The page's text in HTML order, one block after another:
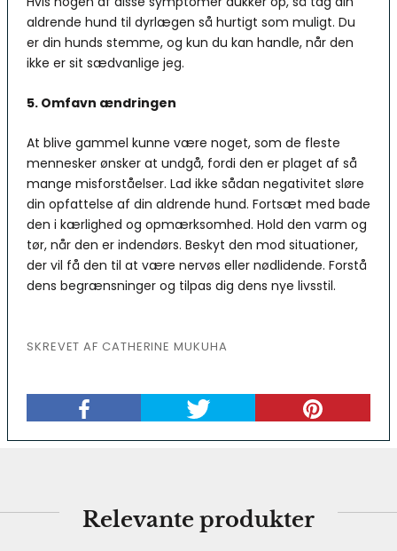
aldrende hund til dyrlægen så hurtigt som muligt. Du
er din hunds stemme, og kun du kan handle, når den
ikke er sit sædvanlige jeg.
5. Omfavn ændringen
At blive gammel kunne være noget, som de fleste
mennesker ønsker at undgå, fordi den er plaget af så
mange misforståelser. Lad ikke sådan negativitet sløre
din opfattelse af din aldrende hund. Fortsæt med bade
den i kærlighed og opmærksomhed. Hold den varm og
tør, når den er indendørs. Beskyt den mod situationer,
der vil få den til at være nervøs eller nødlidende. Forstå
dens begrænsninger og tilpas dig dens nye livsstil.
SKREVET AF CATHERINE MUKUHA
Relevante produkter